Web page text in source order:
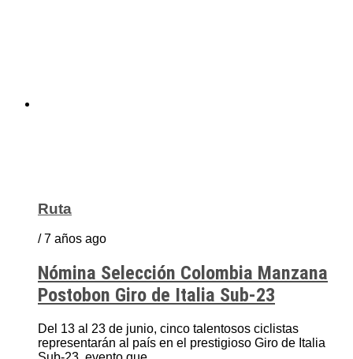
Ruta
/ 7 años ago
Nómina Selección Colombia Manzana
Postobon Giro de Italia Sub-23
Del 13 al 23 de junio, cinco talentosos ciclistas
representarán al país en el prestigioso Giro de Italia